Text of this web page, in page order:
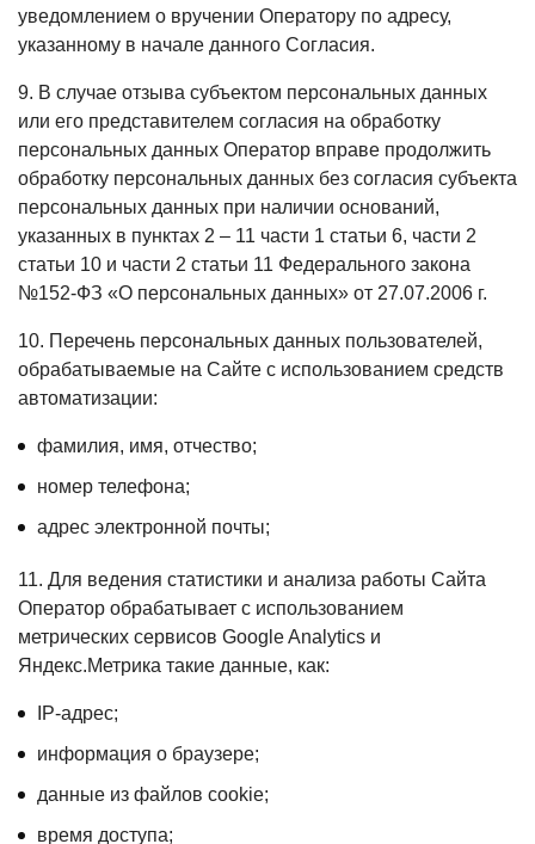
уведомлением о вручении Оператору по адресу,
указанному в начале данного Согласия.
9. В случае отзыва субъектом персональных данных
или его представителем согласия на обработку
персональных данных Оператор вправе продолжить
обработку персональных данных без согласия субъекта
персональных данных при наличии оснований,
указанных в пунктах 2 – 11 части 1 статьи 6, части 2
статьи 10 и части 2 статьи 11 Федерального закона
№152-ФЗ «О персональных данных» от 27.07.2006 г.
10. Перечень персональных данных пользователей,
обрабатываемые на Сайте с использованием средств
автоматизации:
фамилия, имя, отчество;
номер телефона;
адрес электронной почты;
11. Для ведения статистики и анализа работы Сайта
Оператор обрабатывает с использованием
метрических сервисов Google Analytics и
Яндекс.Метрика такие данные, как:
IP-адрес;
информация о браузере;
данные из файлов cookie;
время доступа;